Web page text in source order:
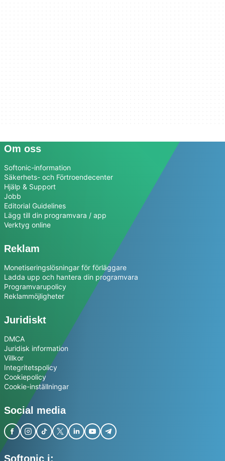
Om oss
Softonic-information
Säkerhets- och Förtroendecenter
Hjälp & Support
Jobb
Editorial Guidelines
Lägg till din programvara / app
Verktyg online
Reklam
Monetiseringslösningar för förläggare
Ladda upp och hantera din programvara
Programvarupolicy
Reklammöjligheter
Juridiskt
DMCA
Juridisk information
Villkor
Integritetspolicy
Cookiepolicy
Cookie-inställningar
Social media
Softonic i: